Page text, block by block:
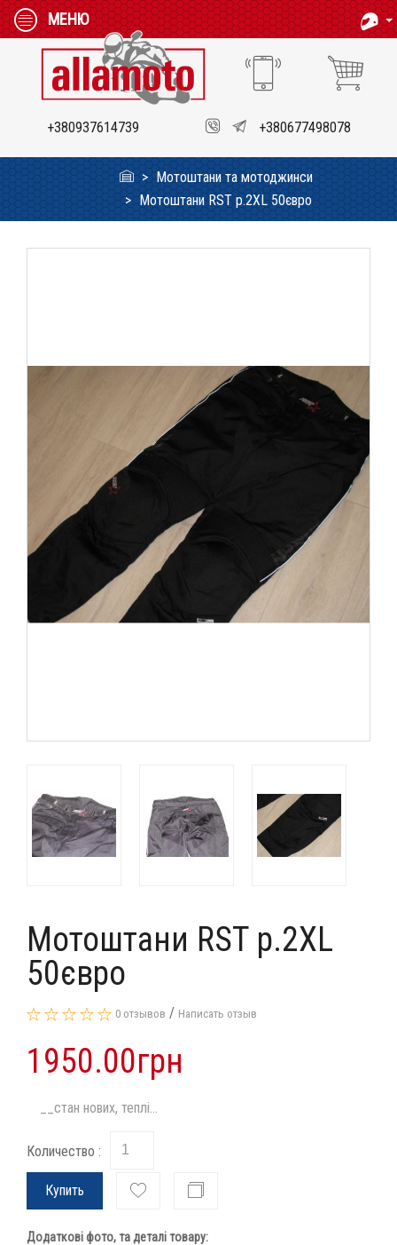
МЕНЮ
+380937614739 +380677498078
Мотоштани та мотоджинси
Мотоштани RST p.2XL 50євро
Мотоштани RST p.2XL
50євро
0 отзывов / Написать отзыв
1950.00грн
__стан нових, теплі...
Количество :
Купить
Додаткові фото, та деталі товару: